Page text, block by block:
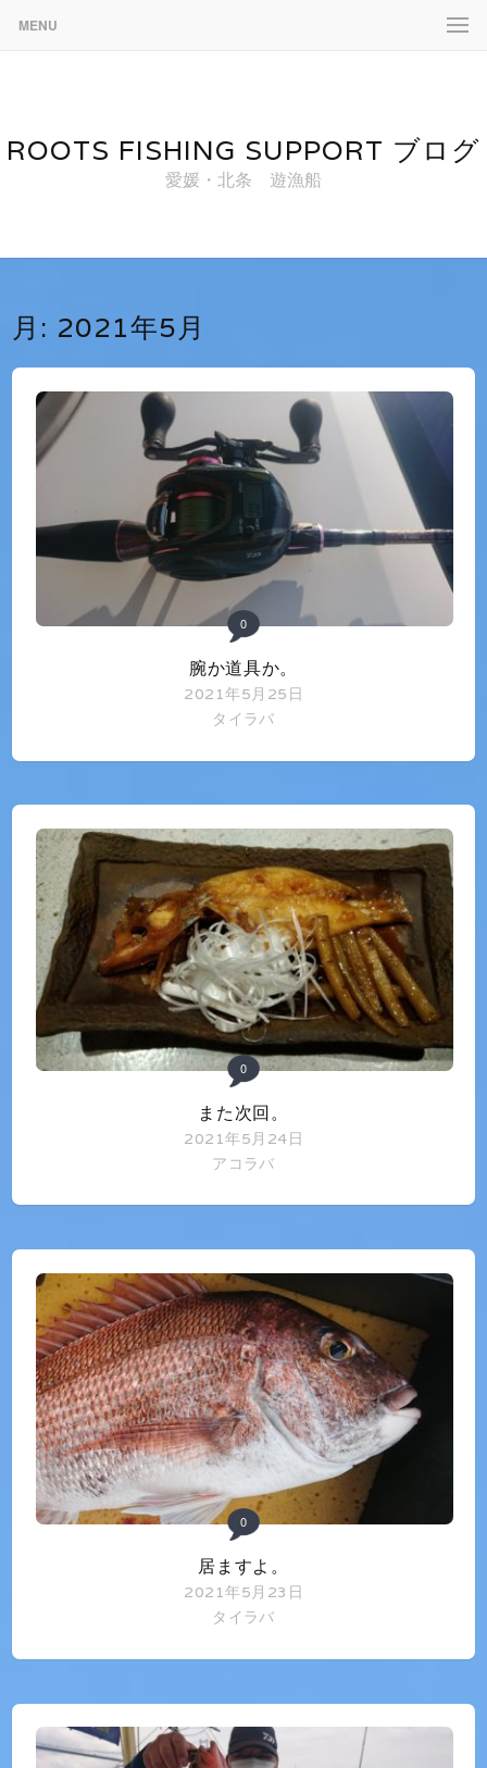
MENU
ROOTS FISHING SUPPORT ブログ
愛媛・北条 遊漁船
月: 2021年5月
0
腕か道具か。
2021年5月25日
タイラバ
0
また次回。
2021年5月24日
アコラバ
0
居ますよ。
2021年5月23日
タイラバ